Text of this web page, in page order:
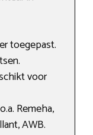
toegepast.
voor
Remeha,
AWB.